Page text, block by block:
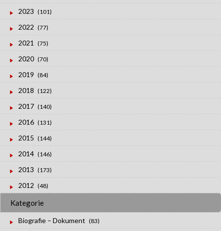
2023 (101)
2022 (77)
2021 (75)
2020 (70)
2019 (84)
2018 (122)
2017 (140)
2016 (131)
2015 (144)
2014 (146)
2013 (173)
2012 (48)
Kategorie
Biografie – Dokument (83)